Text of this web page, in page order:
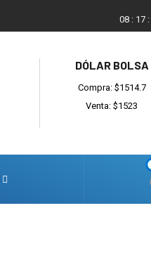
08 : 17 :
DÓLAR BOLSA
Compra: $1514.7
Venta: $1523